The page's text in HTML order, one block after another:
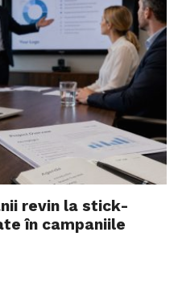
revin la stick-
în campaniile